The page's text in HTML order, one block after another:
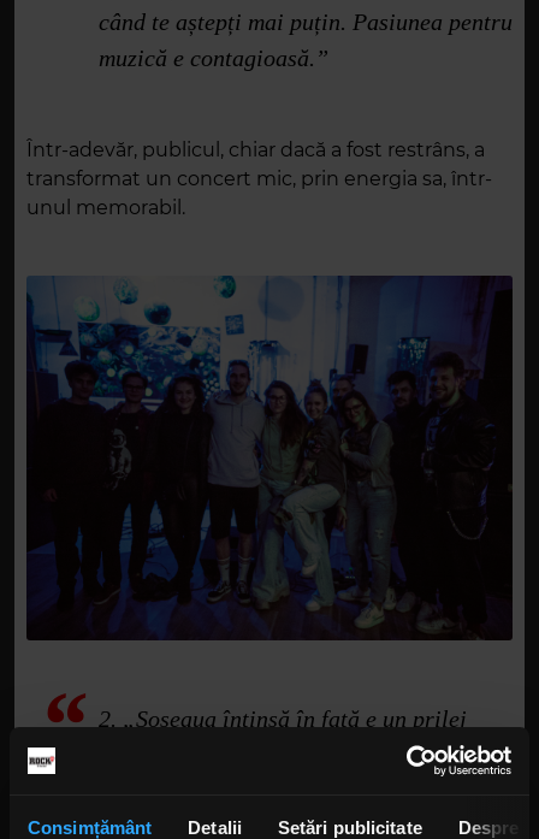
Consimțământ Detalii Setări publicitate Despre
când te aștepți mai puțin. Pasiunea pentru
muzică e contagioasă.”
Într-adevăr, publicul, chiar dacă a fost restrâns, a
transformat un concert mic, prin energia sa, într-
unul memorabil.
2. „Șoseaua întinsă în față e un prilej
neprețuit pentru a crea legături puternice.